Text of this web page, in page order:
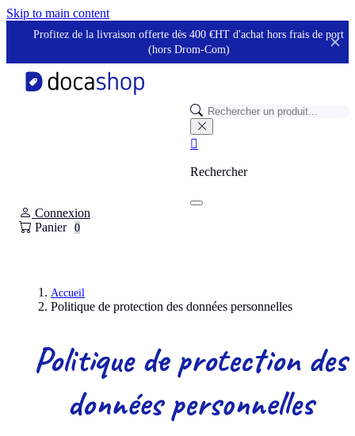
Skip to main content
Profitez de la livraison offerte dès 400 €HT d'achat hors frais de port
(hors Drom-Com)
✕

Rechercher
Connexion
Panier
0
Accueil
Politique de protection des données personnelles
Politique de protection des
données personnelles
Panneau de gestion des cookies